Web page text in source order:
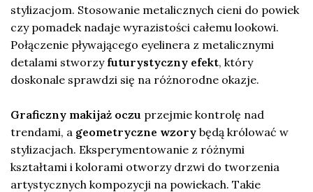
stylizacjom. Stosowanie metalicznych cieni do powiek
czy pomadek nadaje wyrazistości całemu lookowi.
Połączenie pływającego eyelinera z metalicznymi
detalami stworzy futurystyczny efekt, który
doskonale sprawdzi się na różnorodne okazje.
Graficzny makijaż oczu przejmie kontrolę nad
trendami, a geometryczne wzory będą królować w
stylizacjach. Eksperymentowanie z różnymi
kształtami i kolorami otworzy drzwi do tworzenia
artystycznych kompozycji na powiekach. Takie